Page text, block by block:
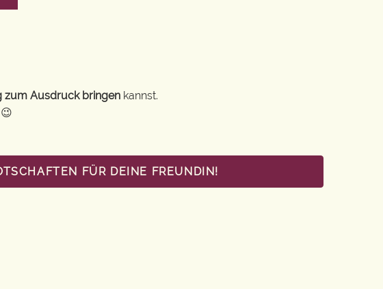
zum Ausdruck bringen kannst.
FÜR DEINE FREUNDIN!